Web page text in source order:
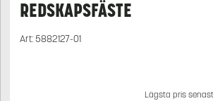
REDSKAPSFÄSTE
Art:5882127-01
Lägsta pris